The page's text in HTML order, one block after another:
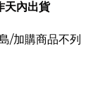
天內出貨
/加購商品不列